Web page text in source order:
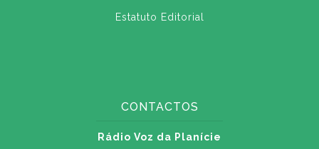
Estatuto Editorial
CONTACTOS
Rádio Voz da Planície